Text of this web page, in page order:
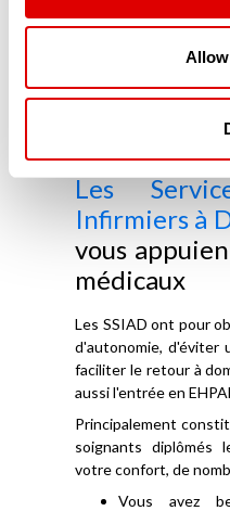
des dispositifs
Votre
plus ? Des
rappeler vos
Les
Infirmiers à
vous
médicaux
Les SSIAD ont pour
d'autonomie, d'éviter
faciliter le retour à
aussi l'entrée en
Principalement
soignants diplômés
votre confort, de
Vous avez